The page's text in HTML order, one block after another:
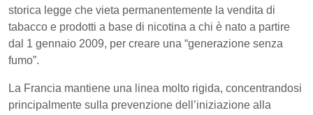
storica legge che vieta permanentemente la vendita di
tabacco e prodotti a base di nicotina a chi è nato a partire
dal 1 gennaio 2009, per creare una “generazione senza
fumo”.
La Francia mantiene una linea molto rigida, concentrandosi
principalmente sulla prevenzione dell’iniziazione alla